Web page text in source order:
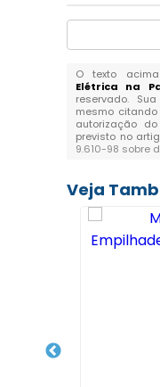
O texto
Elétrica na
reservado.
mesmo
autorização
previsto no
9.610-98 sobre
Veja